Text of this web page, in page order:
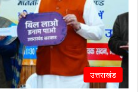
उत्तराखंड